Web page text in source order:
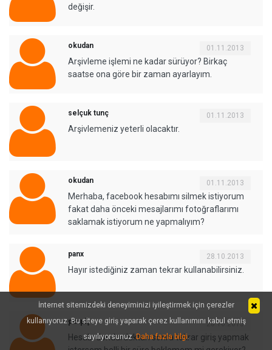
değişir.
okudan 01.11.2013
Arşivleme işlemi ne kadar sürüyor? Birkaç
saatse ona göre bir zaman ayarlayım.
selçuk tunç 01.11.2013
Arşivlemeniz yeterli olacaktır.
okudan 01.11.2013
Merhaba, facebook hesabımı silmek istiyorum
fakat daha önceki mesajlarımı fotoğraflarımı
saklamak istiyorum ne yapmalıyım?
panx 28.10.2013
Hayır istediğiniz zaman tekrar kullanabilirsiniz.
panpiş 28.10.2013
Hesabı dondurduktan sonra tekrar giriş yapmak
İnternet sitemizdeki deneyiminizi iyileştirmek için çerezler
kullanıyoruz. Bu siteye giriş yaparak çerez kullanımını kabul etmiş
sayılıyorsunuz.Daha fazla bilgi.